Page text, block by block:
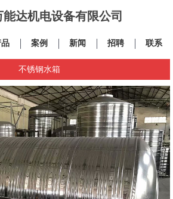
达机电设备有限公司
品 案例 新闻 招聘 联系
不锈钢水箱